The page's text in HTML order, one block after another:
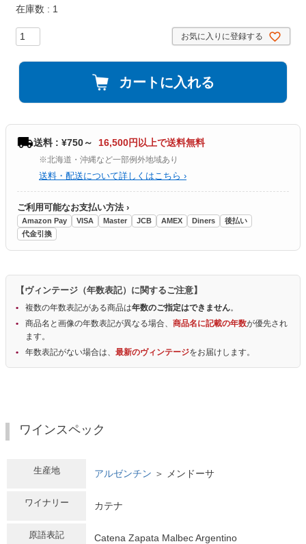
在庫数
1
お気に入りに登録する
カートに入れる
送料 : ¥750～ 16,500円以上で送料無料
※北海道・沖縄など一部例外地域あり
送料・配送について詳しくはこちら ›
ご利用可能なお支払い方法 ›
Amazon Pay VISA Master JCB AMEX Diners
後払い
代金引換
【ヴィンテージ（年数表記）に関するご注意】
複数の年数表記がある商品は年数のご指定はできません。
商品名と画像の年数表記が異なる場合、 商品名に記載の年数が優先され
ます。
年数表記がない場合は、 最新のヴィンテージをお届けします。
ワインスペック
生産地 アルゼンチン ＞ メンドーサ
ワイナリー カテナ
原語表記 Catena Zapata Malbec Argentino